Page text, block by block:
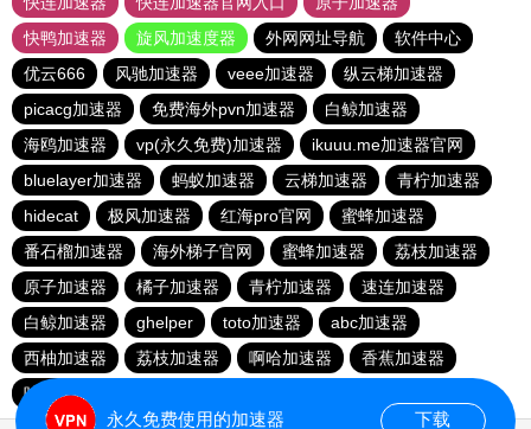
快鸭加速器
旋风加速度器 外网网址导航
软件中心
优云666
风驰加速器 veee加速器
纵云梯加速器
picacg加速器
免费海外pvn加速器
白鲸加速器
海鸥加速器
vp(永久免费)加速器
ikuuu.me加速器官网
bluelayer加速器
蚂蚁加速器 云梯加速器
青柠加速器
hidecat
极风加速器 红海pro官网
蜜蜂加速器
番石榴加速器
海外梯子官网 蜜蜂加速器
荔枝加速器
原子加速器
橘子加速器 青柠加速器
速连加速器
白鲸加速器
ghelper toto加速器
abc加速器
西柚加速器
荔枝加速器 啊哈加速器
香蕉加速器
哇哇加速器
永久免费使用的加速器 下载